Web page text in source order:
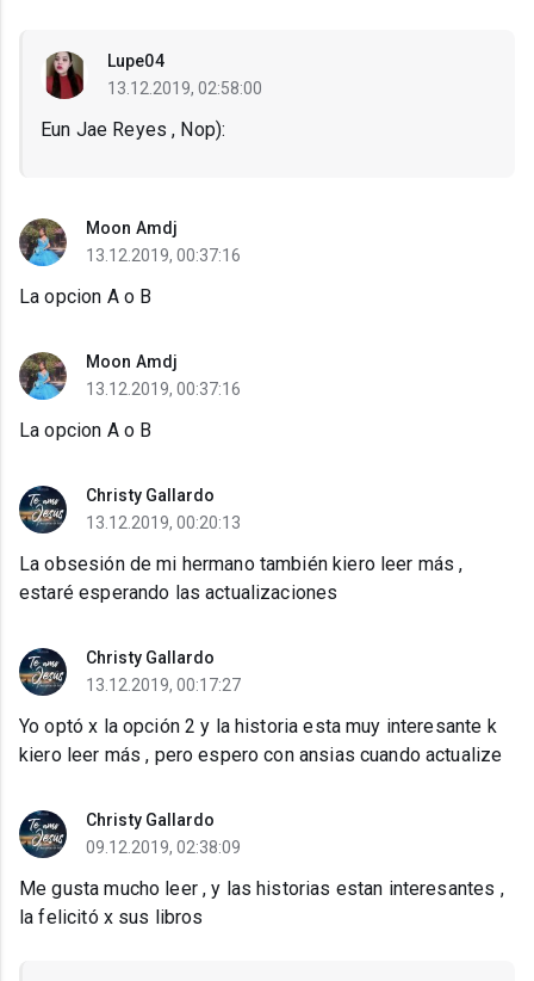
Lupe04
13.12.2019, 02:58:00
Eun Jae Reyes , Nop):
Moon Amdj
13.12.2019, 00:37:16
La opcion A o B
Moon Amdj
13.12.2019, 00:37:16
La opcion A o B
Christy Gallardo
13.12.2019, 00:20:13
La obsesión de mi hermano también kiero leer más ,
estaré esperando las actualizaciones
Christy Gallardo
13.12.2019, 00:17:27
Yo optó x la opción 2 y la historia esta muy interesante k
kiero leer más , pero espero con ansias cuando actualize
Christy Gallardo
09.12.2019, 02:38:09
Me gusta mucho leer , y las historias estan interesantes ,
la felicitó x sus libros